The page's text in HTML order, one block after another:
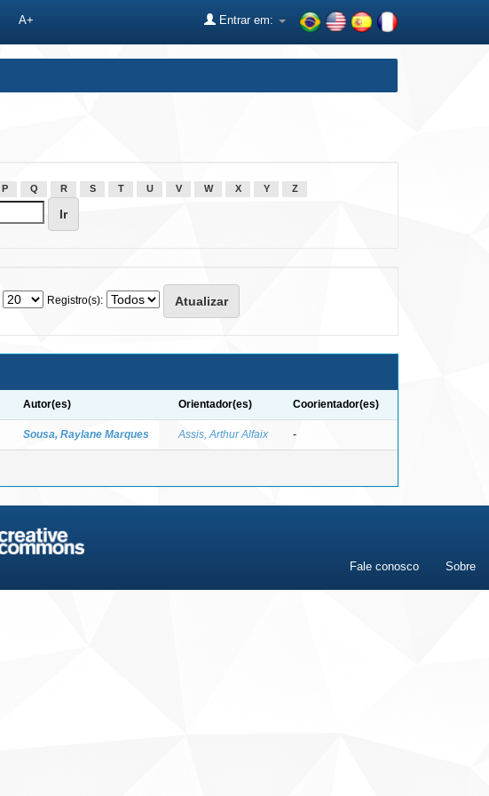
A+ Entrar em:
P Q R S T U V W X Y Z
Registro(s):
Autor(es) Orientador(es) Coorientador(es)
Sousa, Raylane Marques Assis, Arthur Alfaix -
Fale conosco Sobre